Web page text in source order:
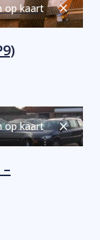
op kaart Sluiten
op kaart Sluiten